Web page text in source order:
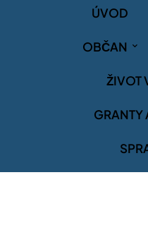
ÚVOD
OBČAN
ŽIVOT
GRANTY